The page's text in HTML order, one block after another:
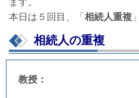
ます。
本日は５回目、「 相続人重複
相続人の重複
教授：